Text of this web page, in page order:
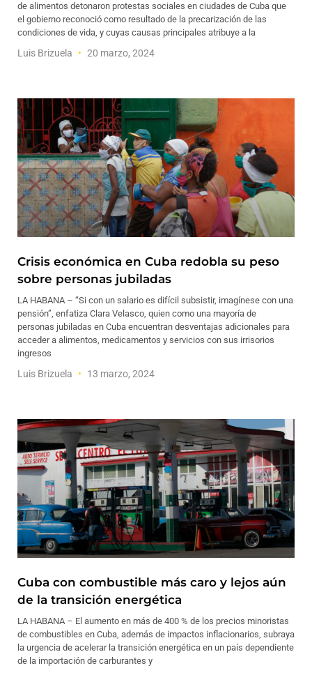
de alimentos detonaron protestas sociales en ciudades de Cuba que
el gobierno reconoció como resultado de la precarización de las
condiciones de vida, y cuyas causas principales atribuye a la
Luis Brizuela 20 marzo, 2024
Crisis económica en Cuba redobla su peso
sobre personas jubiladas
LA HABANA – “Si con un salario es difícil subsistir, imagínese con una
pensión”, enfatiza Clara Velasco, quien como una mayoría de
personas jubiladas en Cuba encuentran desventajas adicionales para
acceder a alimentos, medicamentos y servicios con sus irrisorios
ingresos
Luis Brizuela 13 marzo, 2024
Cuba con combustible más caro y lejos aún
de la transición energética
LA HABANA – El aumento en más de 400 % de los precios minoristas
de combustibles en Cuba, además de impactos inflacionarios, subraya
la urgencia de acelerar la transición energética en un país dependiente
de la importación de carburantes y